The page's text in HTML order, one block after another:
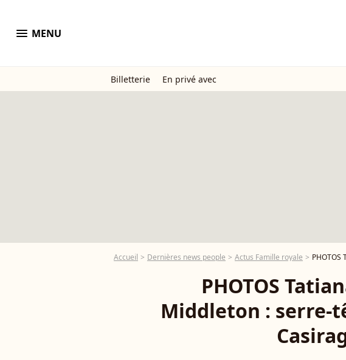
menu MENU
Billetterie En privé avec
Accueil Dernières news people Actus Famille royale PHOTOS
PHOTOS
Middleton : serre-